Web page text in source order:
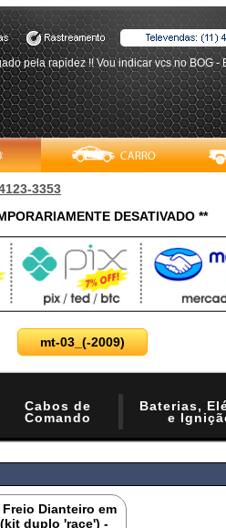
pela rapidez !! Vou indicar vcs no BOG -
3353
DESATIVADO **
mt-03_(-2009)
Cabos de
Comando
Baterias,
e
Dianteiro em
duplo 'race') -